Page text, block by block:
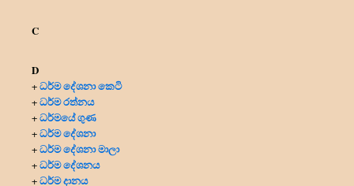
C
D
+ධර්ම දේශනා කෙටි
+ධර්ම රත්නය
+ධර්මයේ ගුණ
+ධර්ම දේශනා
+ධර්ම දේශනා මාලා
+ධර්ම දේශනය
+ධර්ම දානය